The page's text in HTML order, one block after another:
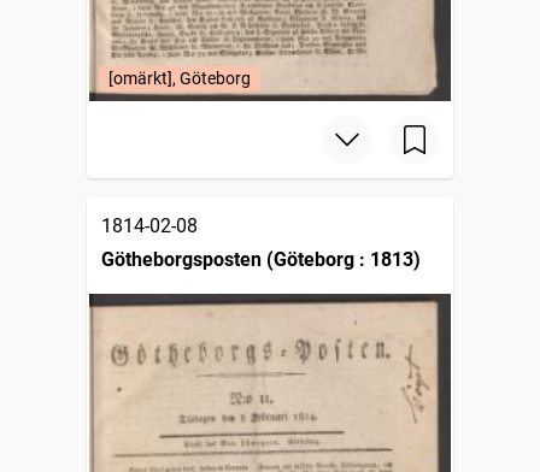
[omärkt], Göteborg
1814-02-08
Götheborgsposten (Göteborg : 1813)